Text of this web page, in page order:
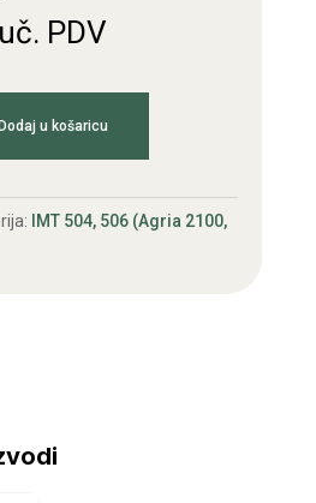
PDV
u košaricu
IMT 504, 506 (Agria 2100,